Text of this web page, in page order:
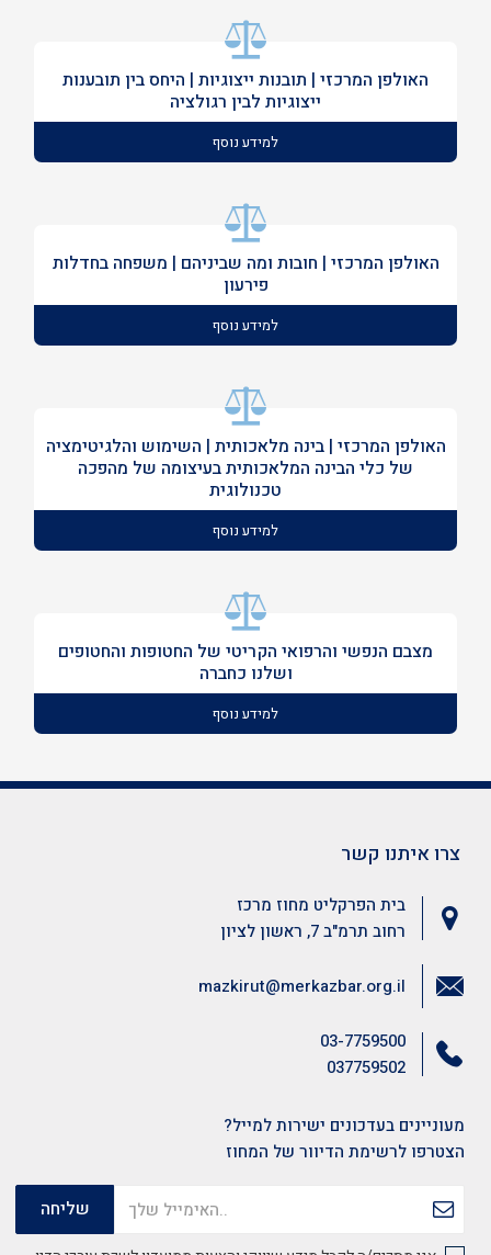
האולפן המרכזי | תובנות ייצוגיות | היחס בין תובענות
ייצוגיות לבין רגולציה
למידע נוסף
האולפן המרכזי | חובות ומה שביניהם | משפחה בחדלות
פירעון
למידע נוסף
האולפן המרכזי | בינה מלאכותית | השימוש והלגיטימציה
של כלי הבינה המלאכותית בעיצומה של מהפכה
טכנולוגית
למידע נוסף
מצבם הנפשי והרפואי הקריטי של החטופות והחטופים
ושלנו כחברה
למידע נוסף
צרו איתנו קשר
בית הפרקליט מחוז מרכז
רחוב תרמ"ב 7, ראשון לציון
03-7759500
037759502
mazkirut@merkazbar.org.il
מעוניינים בעדכונים ישירות למייל?
הצטרפו לרשימת הדיוור של המחוז